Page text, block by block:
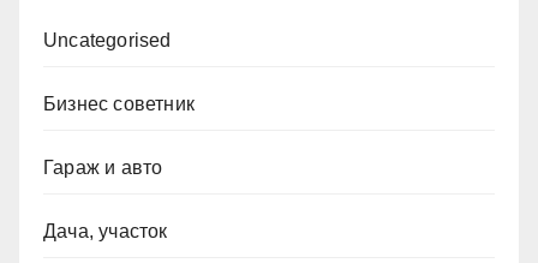
Uncategorised
Бизнес советник
Гараж и авто
Дача, участок